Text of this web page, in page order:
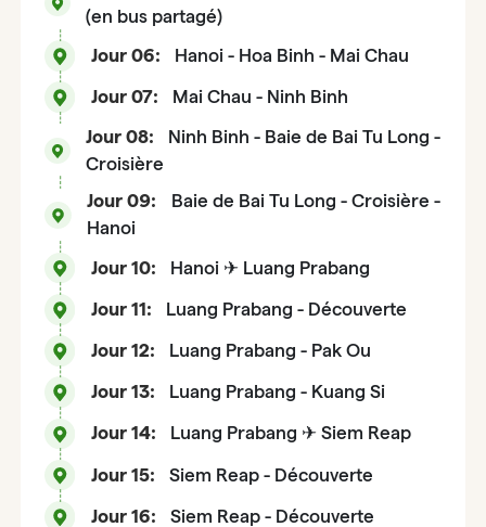
(en bus partagé)
Jour 06: Hanoi - Hoa Binh - Mai Chau
Jour 07: Mai Chau - Ninh Binh
Jour 08:
Ninh Binh - Baie de Bai Tu Long -
Croisière
Jour 09:
Baie de Bai Tu Long - Croisière -
Hanoi
Jour 10: Hanoi ✈ Luang Prabang
Jour 11: Luang Prabang - Découverte
Jour 12: Luang Prabang - Pak Ou
Jour 13: Luang Prabang - Kuang Si
Jour 14: Luang Prabang ✈ Siem Reap
Jour 15: Siem Reap - Découverte
Jour 16: Siem Reap - Découverte